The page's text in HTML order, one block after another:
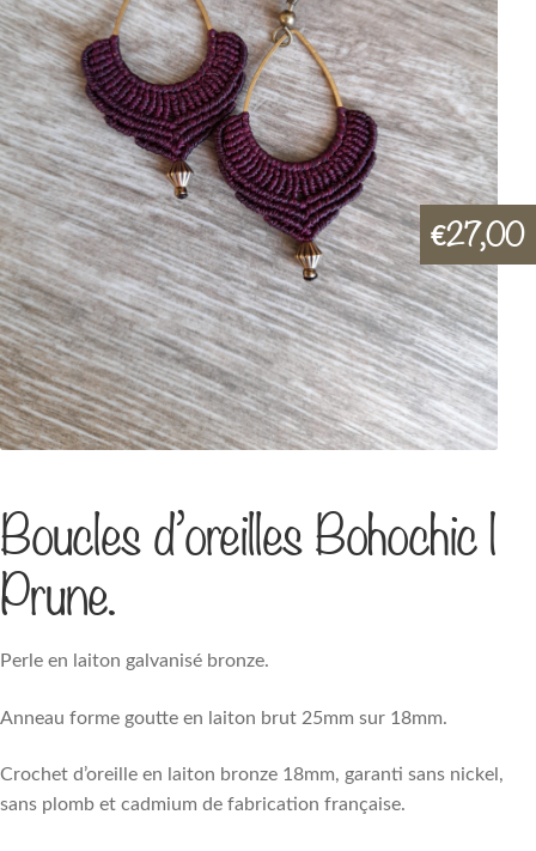
Mon compte
Expand
child
menu
Boucles d’oreilles Bohochic |
Prune.
€27,00
Perle en laiton galvanisé bronze.
Anneau forme goutte en laiton brut 25mm sur 18mm.
Crochet d’oreille en laiton bronze 18mm, garanti sans nickel,
sans plomb et cadmium de fabrication française.